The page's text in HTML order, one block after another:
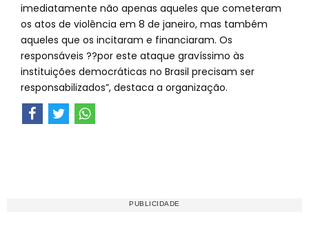
imediatamente não apenas aqueles que cometeram
os atos de violência em 8 de janeiro, mas também
aqueles que os incitaram e financiaram. Os
responsáveis ??por este ataque gravíssimo às
instituições democráticas no Brasil precisam ser
responsabilizados”, destaca a organização.